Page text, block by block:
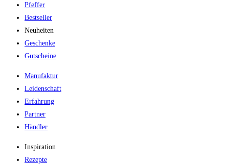
Pfeffer
Bestseller
Neuheiten
Geschenke
Gutscheine
Manufaktur
Leidenschaft
Erfahrung
Partner
Händler
Inspiration
Rezepte